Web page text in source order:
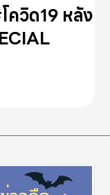
ควิด19 หลัง